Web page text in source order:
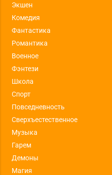
Экшен
Комедия
Фантастика
Романтика
Военное
Фэнтези
Школа
Спорт
Повседневность
Сверхъестественное
Музыка
Гарем
Демоны
Магия